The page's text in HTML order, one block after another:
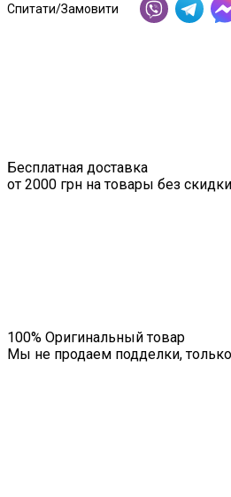
Спитати/Замовити
Бесплатная доставка
от 2000 грн на товары без скидки
100% Оригинальный товар
Мы не продаем подделки,